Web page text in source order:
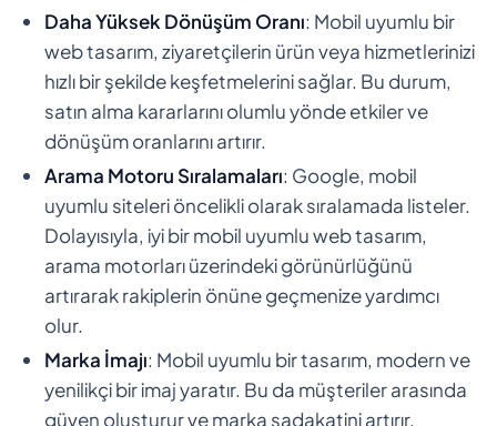
Daha Yüksek Dönüşüm Oranı: Mobil uyumlu bir
web tasarım, ziyaretçilerin ürün veya hizmetlerinizi
hızlı bir şekilde keşfetmelerini sağlar. Bu durum,
satın alma kararlarını olumlu yönde etkiler ve
dönüşüm oranlarını artırır.
Arama Motoru Sıralamaları: Google, mobil
uyumlu siteleri öncelikli olarak sıralamada listeler.
Dolayısıyla, iyi bir mobil uyumlu web tasarım,
arama motorları üzerindeki görünürlüğünü
artırarak rakiplerin önüne geçmenize yardımcı
olur.
Marka İmajı: Mobil uyumlu bir tasarım, modern ve
yenilikçi bir imaj yaratır. Bu da müşteriler arasında
güven oluşturur ve marka sadakatini artırır.